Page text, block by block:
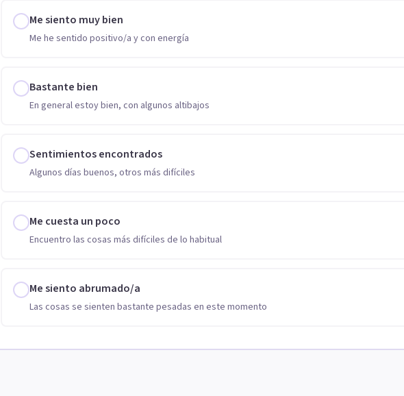
Me siento muy bien
Me he sentido positivo/a y con energía
Bastante bien
En general estoy bien, con algunos altibajos
Sentimientos encontrados
Algunos días buenos, otros más difíciles
Me cuesta un poco
Encuentro las cosas más difíciles de lo habitual
Me siento abrumado/a
Las cosas se sienten bastante pesadas en este momento